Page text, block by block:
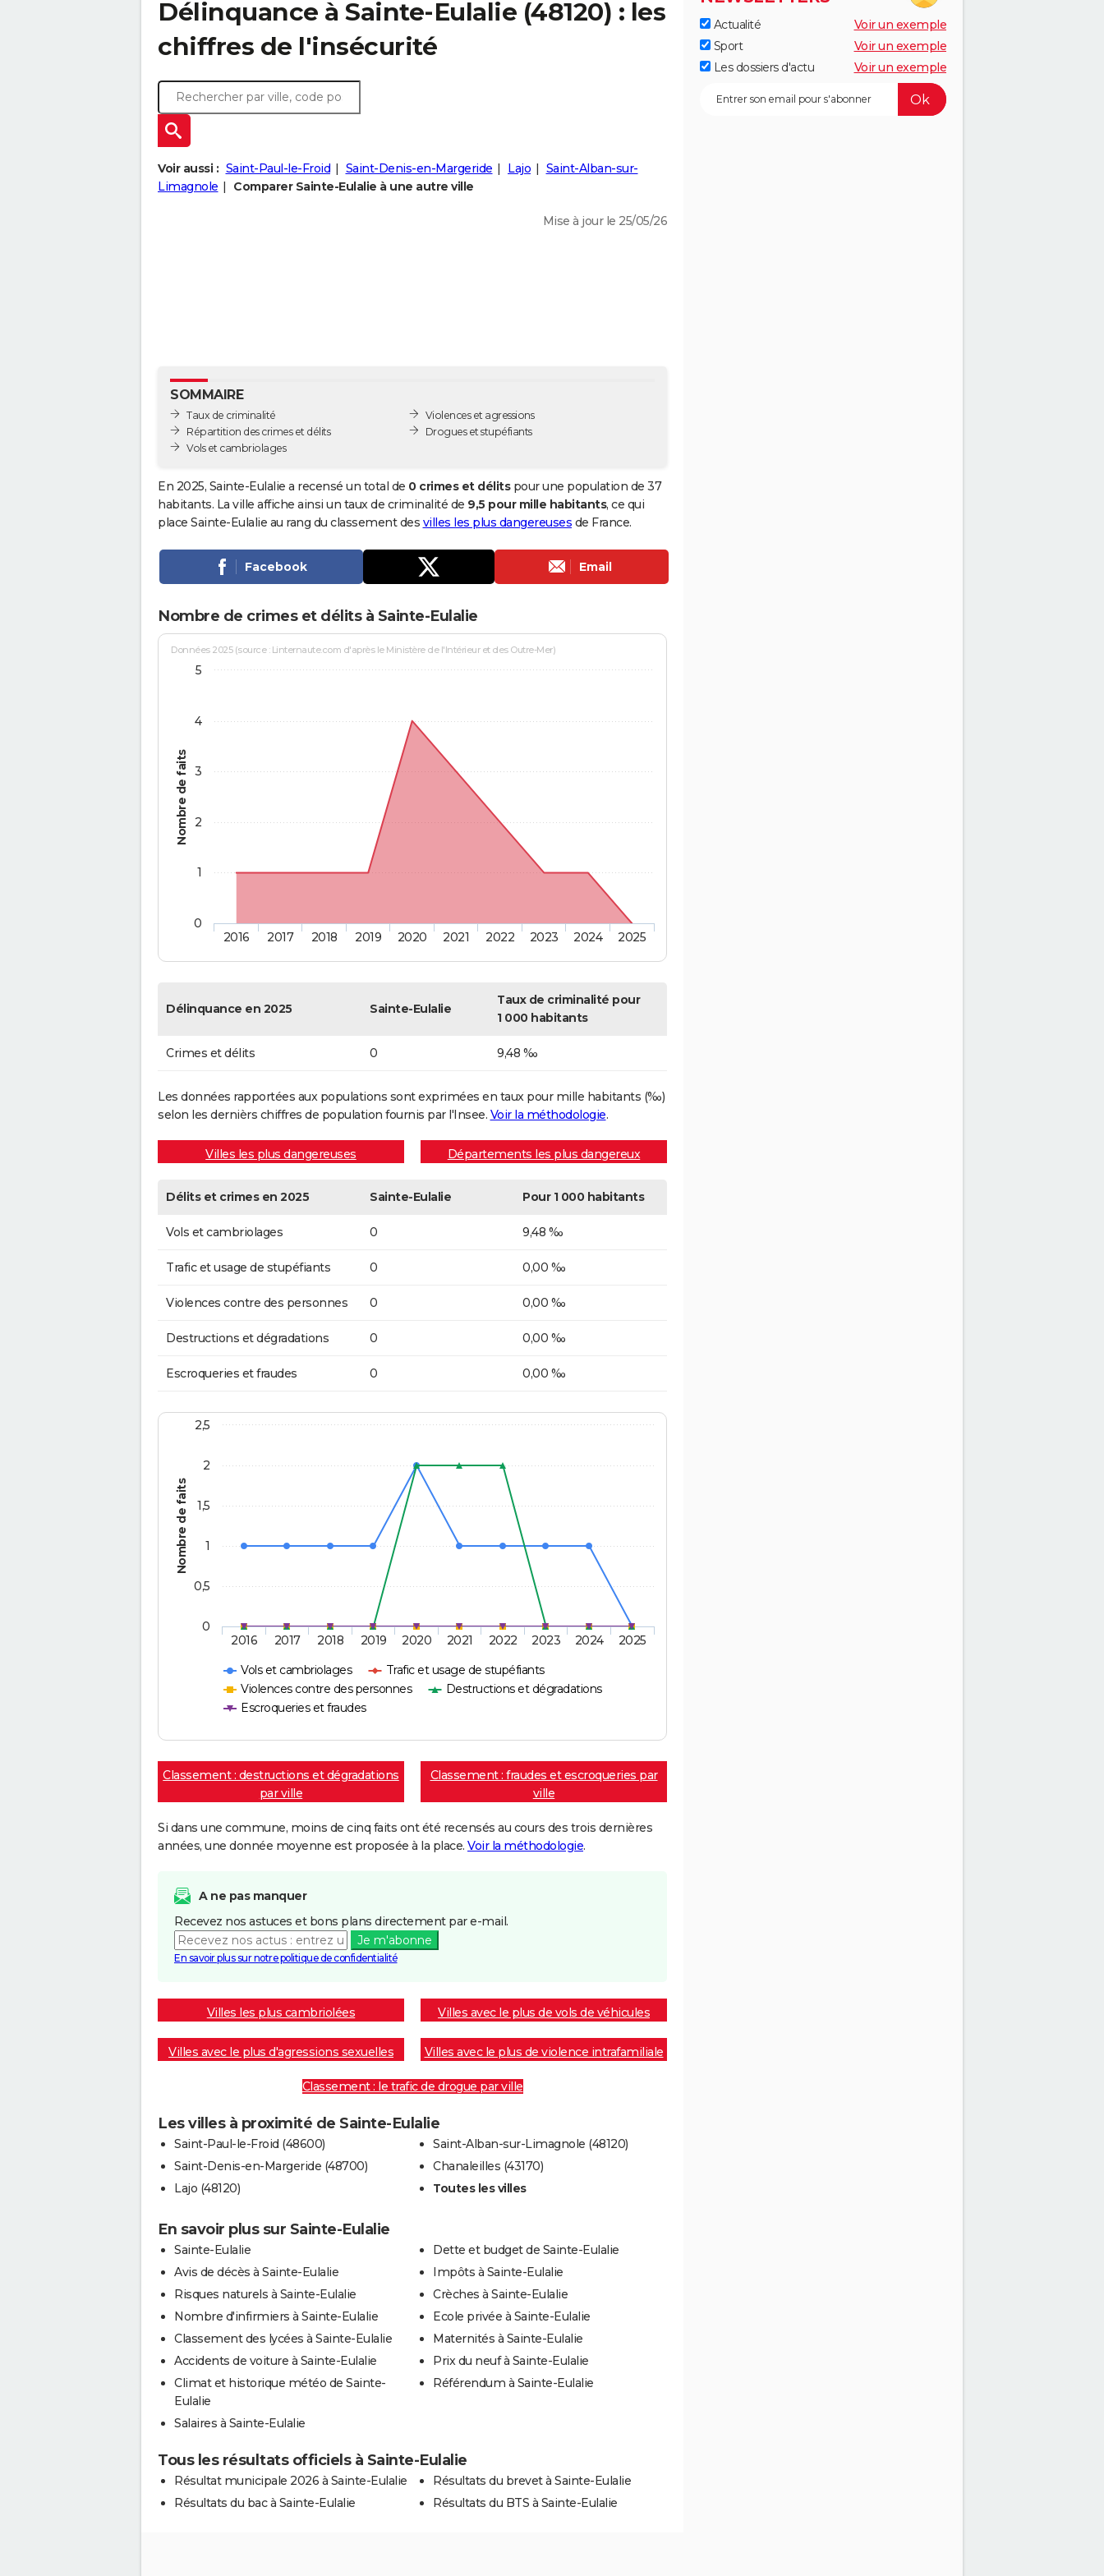
Délinquance à Sainte-Eulalie (48120) : les
chiffres de l'insécurité
Voir aussi : Saint-Paul-le-Froid Saint-Denis-en-Margeride Lajo
Saint-Alban-sur-
Limagnole
Comparer Sainte-Eulalie à une autre ville
Mise à jour le 25/05/26
SOMMAIRE
Taux de criminalité
Répartition des crimes et délits
Vols et cambriolages
Violences et agressions
Drogues et stupéfiants
En 2025, Sainte-Eulalie a recensé un total de 0 crimes et délitspour une population de 37
habitants. La ville affiche ainsi un taux de criminalité de 9,5 pour mille habitants, ce qui
place Sainte-Eulalie au rang du classement des villes les plus dangereuses de France.
Facebook Email
Nombre de crimes et délits à Sainte-Eulalie
Nombre de faits
Données 2025 (source : Linternaute.com d'après le Ministère de l'Intérieur et des Outre-Mer)
2016 2017 2018 2019 2020 2021 2022 2023 2024 2025
0
1
2
3
4
5
Délinquance en 2025 Sainte-Eulalie
Taux de criminalité pour
1 000 habitants
Crimes et délits 0 9,48 ‰
Les données rapportées aux populations sont exprimées en taux pour mille habitants (‰)
selon les dernièrs chiffres de population fournis par l'Insee. Voir la méthodologie.
Villes les plus dangereuses Départements les plus dangereux
Délits et crimes en 2025 Sainte-Eulalie Pour 1 000 habitants
Vols et cambriolages 0 9,48 ‰
Trafic et usage de stupéfiants 0 0,00 ‰
Violences contre des personnes 0 0,00 ‰
Destructions et dégradations 0 0,00 ‰
Escroqueries et fraudes 0 0,00 ‰
Nombre de faits
Vols et cambriolages
Trafic et usage de stupéfiants
Violences contre des personnes
Destructions et dégradations
Escroqueries et fraudes
2016 2017 2018 2019 2020 2021 2022 2023 2024 2025
0
0,5
1
1,5
2
2,5
Classement : destructions et dégradations
par ville
Classement : fraudes et escroqueries par
ville
Si dans une commune, moins de cinq faits ont été recensés au cours des trois dernières
années, une donnée moyenne est proposée à la place. Voir la méthodologie.
A ne pas manquer
Recevez nos astuces et bons plans directement par e-mail.
Je m'abonne
En savoir plus sur notre politique de confidentialité
Villes les plus cambriolées Villes avec le plus de vols de véhicules
Villes avec le plus d'agressions sexuelles Villes avec le plus de violence intrafamiliale
Classement : le trafic de drogue par ville
Les villes à proximité de Sainte-Eulalie
Saint-Paul-le-Froid (48600)
Saint-Denis-en-Margeride (48700)
Lajo (48120)
Saint-Alban-sur-Limagnole (48120)
Chanaleilles (43170)
Toutes les villes
En savoir plus sur Sainte-Eulalie
Sainte-Eulalie
Avis de décès à Sainte-Eulalie
Risques naturels à Sainte-Eulalie
Nombre d'infirmiers à Sainte-Eulalie
Classement des lycées à Sainte-Eulalie
Accidents de voiture à Sainte-Eulalie
Climat et historique météo de Sainte-
Eulalie
Salaires à Sainte-Eulalie
Dette et budget de Sainte-Eulalie
Impôts à Sainte-Eulalie
Crèches à Sainte-Eulalie
Ecole privée à Sainte-Eulalie
Maternités à Sainte-Eulalie
Prix du neuf à Sainte-Eulalie
Référendum à Sainte-Eulalie
Tous les résultats officiels à Sainte-Eulalie
Résultat municipale 2026 à Sainte-Eulalie
Résultats du bac à Sainte-Eulalie
Résultats du brevet à Sainte-Eulalie
Résultats du BTS à Sainte-Eulalie
Actualité
Voir un exemple
Sport
Voir un exemple
Les dossiers d'actu
Voir un exemple